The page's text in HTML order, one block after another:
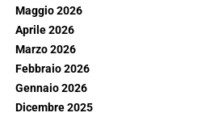
Maggio 2026
Aprile 2026
Marzo 2026
Febbraio 2026
Gennaio 2026
Dicembre 2025